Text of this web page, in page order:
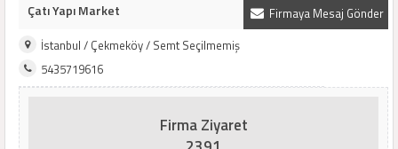
Firmaya Mesaj Gönder
Çatı Yapı Market
İstanbul / Çekmeköy / Semt Seçilmemiş
5435719616
Firma Ziyaret